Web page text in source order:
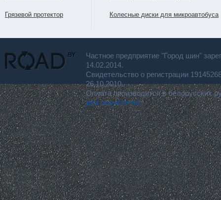
Грязевой протектор Колесные диски для микроавтобуса
Частное предприятие "Город шин"
14.02.2014.
Свидетельство о регистрации
26.10.2010.
Оплата производится в белорусских
для покупателя.